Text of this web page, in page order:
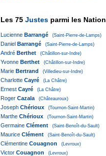
Les 75 Justes parmi les
Lucienne Barrangé (Saint-Pierre-de-Lamps)
Daniel Barrangé (Saint-Pierre-de-Lamps)
André Berthet (Châtillon-sur-Indre)
Yvonne Berthet (Châtillon-sur-Indre)
Marie Bertrand (Villedieu-sur-Indre)
Charlotte Cayré (La Châtre)
Ernest Cayré (La Châtre)
Roger Cazala (Châteauroux)
Joseph Chérioux (Tournon-Saint-Martin)
Marthe Chérioux (Tournon-Saint-Martin)
Germaine Clément (Saint-Benoît-du-Sault)
Maurice Clément (Saint-Benoît-du-Sault)
Clémentine Couagnon (Levroux)
Victor Couagnon (Levroux)